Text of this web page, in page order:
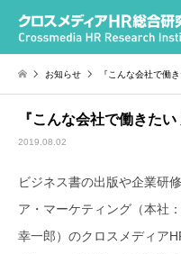
お知らせ 『こんな会社で働
『こんな会社で働きた
2019.08.02
ビジネス書の出版や企業研
ア・マーケティング（本社
幸一郎）のクロスメディア